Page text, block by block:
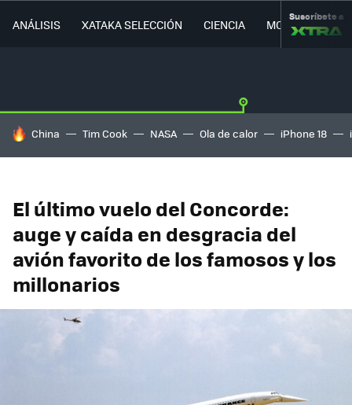
ANÁLISIS XATAKA SELECCIÓN CIENCIA MOVILIDAD
Suscríbete a
HOY SE HABLA DE
China Tim Cook NASA Ola de calor iPhone 18
El último vuelo del Concorde:
auge y caída en desgracia del
avión favorito de los famosos y los
millonarios